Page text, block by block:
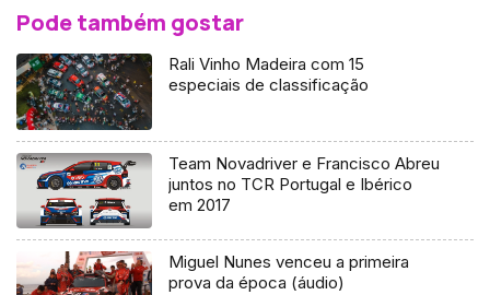
Pode também gostar
Rali Vinho Madeira com 15
especiais de classificação
Team Novadriver e Francisco Abreu
juntos no TCR Portugal e Ibérico
em 2017
Miguel Nunes venceu a primeira
prova da época (áudio)